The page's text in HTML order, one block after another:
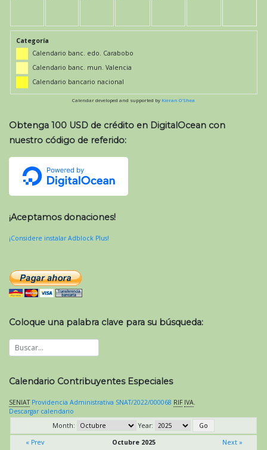
Categoría
Calendario banc. edo. Carabobo
Calendario banc. mun. Valencia
Calendario bancario nacional
Calendar developed and supported by Kieran O'Shea
Obtenga 100 USD de crédito en DigitalOcean con
nuestro código de referido:
¡Aceptamos donaciones!
¡Considere instalar Adblock Plus!
Coloque una palabra clave para su búsqueda:
Calendario Contribuyentes Especiales
SENIAT Providencia Administrativa SNAT/2022/000068 RIF IVA
Descargar calendario
Month:
Year:
« Prev
Octubre 2025 Next »